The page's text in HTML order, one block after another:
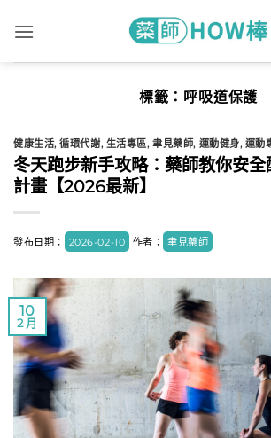
標籤： 呼吸道保護
健康生活,循環代謝, 生活專區,聿見藥師, 運動健身, 運動
冬天跑步新手攻略：藥師教你安全
計畫【2026最新】
發布日期： 2026-02-10 作者： 聿見藥師
10
2 月